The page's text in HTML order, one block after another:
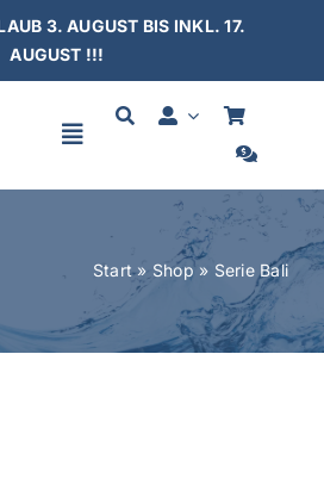
3. AUGUST BIS INKL. 17.
AUGUST !!!
Toggle
Start» Shop» Serie Bali